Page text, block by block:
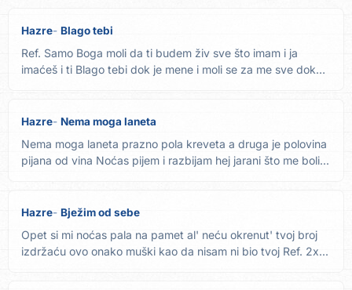
Hazre Blago tebi
Ref. Samo Boga moli da ti budem živ sve što imam i ja
imaćeš i ti Blago tebi dok je mene i moli se za me sve dok
Hazre Nema moga laneta
Nema moga laneta prazno pola kreveta a druga je polovina
pijana od vina Noćas pijem i razbijam hej jarani što me boli...
Hazre Bježim od sebe
Opet si mi noćas pala na pamet al' neću okrenut' tvoj broj
izdržaću ovo onako muški kao da nisam ni bio tvoj Ref. 2x...